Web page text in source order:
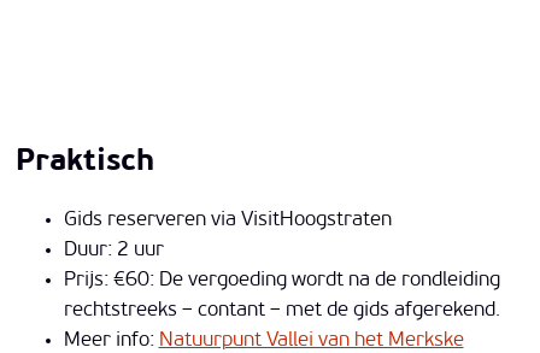
Praktisch
Gids reserveren via VisitHoogstraten
Duur: 2 uur
Prijs: €60: De vergoeding wordt na de rondleiding
rechtstreeks – contant – met de gids afgerekend.
Meer info: Natuurpunt Vallei van het Merkske